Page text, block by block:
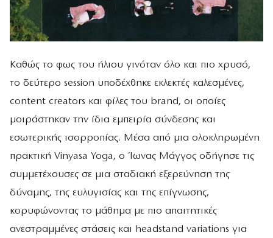
Καθώς το φως του ήλιου γινόταν όλο και πιο χρυσό,
το δεύτερο session υποδέχθηκε εκλεκτές καλεσμένες,
content creators και φίλες του brand, οι οποίες
μοιράστηκαν την ίδια εμπειρία σύνδεσης και
εσωτερικής ισορροπίας. Μέσα από μια ολοκληρωμένη
πρακτική Vinyasa Yoga, ο Ίωνας Μάγγος οδήγησε τις
συμμετέχουσες σε μια σταδιακή εξερεύνηση της
δύναμης, της ευλυγισίας και της επίγνωσης,
κορυφώνοντας το μάθημα με πιο απαιτητικές
ανεστραμμένες στάσεις και headstand variations για